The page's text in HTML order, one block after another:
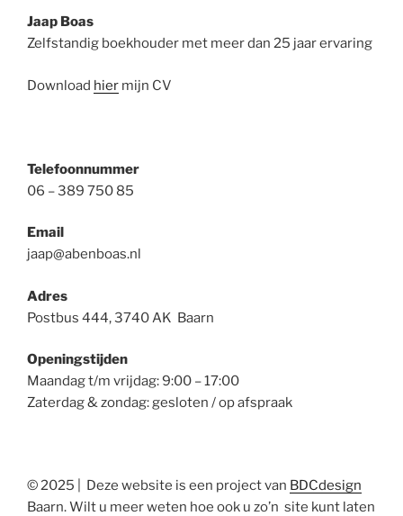
Jaap Boas
Zelfstandig boekhouder met meer dan 25 jaar ervaring
Download hier mijn CV
Telefoonnummer
06 – 389 750 85
Email
jaap@abenboas.nl
Adres
Postbus 444, 3740 AK Baarn
Openingstijden
Maandag t/m vrijdag: 9:00 – 17:00
Zaterdag & zondag: gesloten / op afspraak
© 2025 | Deze website is een project van BDCdesign
Baarn. Wilt u meer weten hoe ook u zo’n site kunt laten